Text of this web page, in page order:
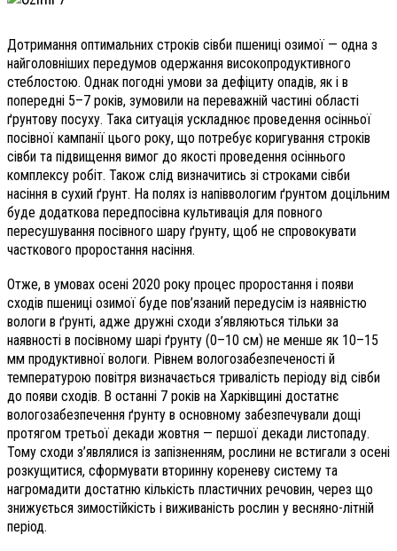
Дотримання оптимальних строків сівби пшениці озимої — одна з
найголовніших передумов одержання високопродуктивного
стеблостою. Однак погодні умови за дефіциту опадів, як і в
попередні 5–7 років, зумовили на переважній частині області
ґрунтову посуху. Така ситуація ускладнює проведення осінньої
посівної кампанії цього року, що потребує коригування строків
сівби та підвищення вимог до якості проведення осіннього
комплексу робіт. Також слід визначитись зі строками сівби
насіння в сухий ґрунт. На полях із напіввологим ґрунтом доцільним
буде додаткова передпосівна культивація для повного
пересушування посівного шару ґрунту, щоб не спровокувати
часткового проростання насіння.
Отже, в умовах осені 2020 року процес проростання і появи
сходів пшениці озимої буде пов’язаний передусім із наявністю
вологи в ґрунті, адже дружні сходи з’являються тільки за
наявності в посівному шарі ґрунту (0–10 см) не менше як 10–15
мм продуктивної вологи. Рівнем вологозабезпеченості й
температурою повітря визначається тривалість періоду від сівби
до появи сходів. В останні 7 років на Харківщині достатнє
вологозабезпечення ґрунту в основному забезпечували дощі
протягом третьої декади жовтня — першої декади листопаду.
Тому сходи з’являлися із запізненням, рослини не встигали з осені
розкущитися, сформувати вторинну кореневу систему та
нагромадити достатню кількість пластичних речовин, через що
знижується зимостійкість і виживаність рослин у весняно-літній
період.